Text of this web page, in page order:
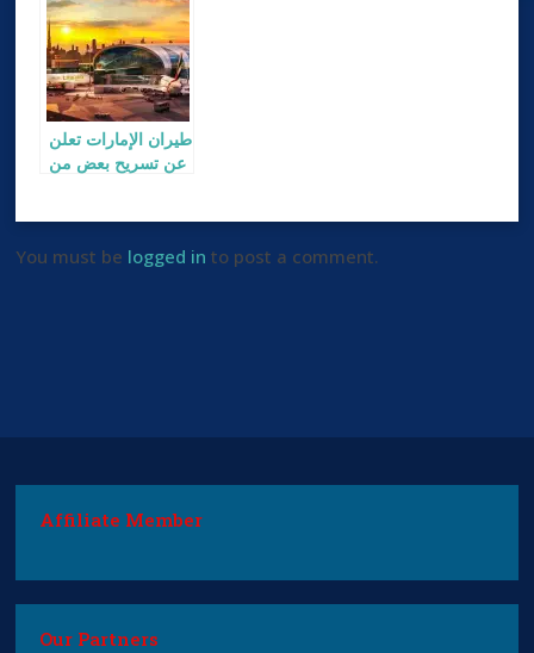
طيران الإمارات تعلن
عن تسريح بعض من
You must be logged in to post a comment.
Affiliate Member
Our Partners